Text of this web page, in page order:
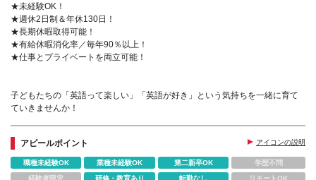
★未経験OK！
★週休2日制＆年休130日！
★長期休暇取得可能！
★有給休暇消化率／毎年90％以上！
★仕事とプライベートを両立可能！
子どもたちの「英語って楽しい」「英語が好き」という気持ちを一緒に育て
ていきませんか！
アピールポイント アイコンの説明
職種未経験OK 業種未経験OK 第二新卒OK
学歴不問
経験者限定
研修・教育あり 転勤なし
リモートOK